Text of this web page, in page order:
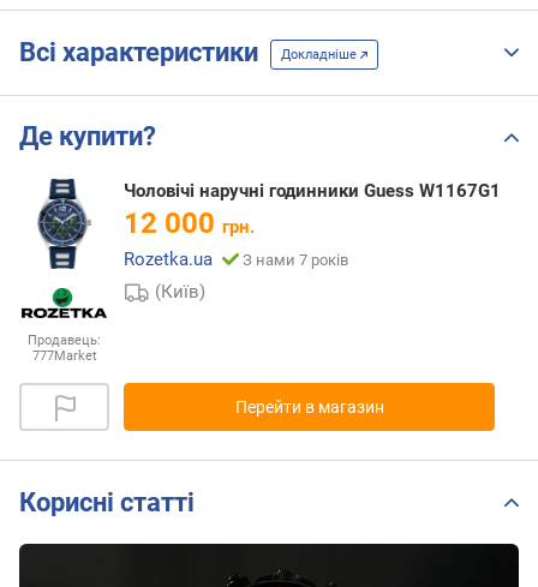
Всі характеристики Докладніше
Де купити?
Продавець:
777Market
Чоловічі наручні годинники Guess W1167G1
12 000 грн.
Rozetka.ua
З нами 7 років
(Київ)
Перейти в магазин
Корисні статті